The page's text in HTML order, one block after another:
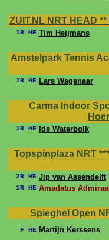
ZUIT.NL NRT HEAD
1R HE Tim Heijmans
Amstelpark Tennis
1R HE Lars Wagenaar
Carma Indoor
1R HE Ids Waterbolk
Topspinplaza NRT
2R HE Jip van Assendelft
1R HE Amadatus Admiraal
Spieghel Open
F HE Martijn Kerssens